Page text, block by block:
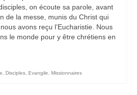
on écoute sa parole, avant
de la messe, munis du Christ qui
avons reçu l’Eucharistie. Nous
le monde pour y être chrétiens en
, Disciples, Evangile, Missionnaires